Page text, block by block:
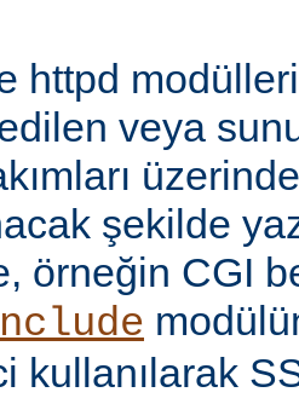
httpd
veya
şekilde
örneğin CGI
kullanılarak